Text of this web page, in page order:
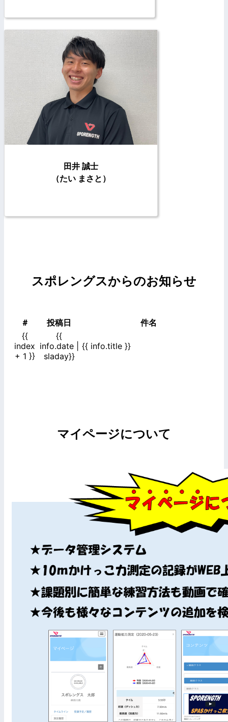
田井 誠士
（たい まさと）
スポレングスからのお知らせ
＃ 投稿日
件名
{{
index
+ 1 }}
{{
info.date |
sladay}}
{{ info.title }}
マイページについて